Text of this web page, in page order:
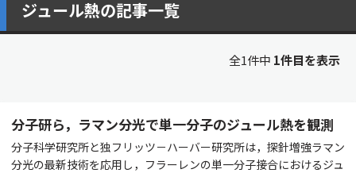
ジュール熱の記事一覧
全1件中 1件目を表示
分子研ら，ラマン分光で単一分子のジュール熱を観測
分子科学研究所と独フリッツ－ハーバー研究所は，探針増強ラマン
分光の最新技術を応用し，フラーレンの単一分子接合におけるジュ